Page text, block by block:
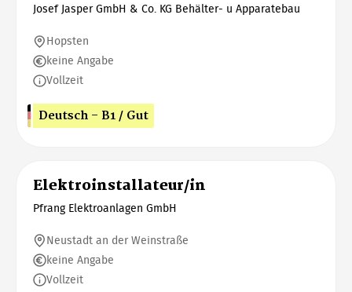
Josef Jasper GmbH & Co. KG Behälter- u Apparatebau
Hopsten
keine Angabe
Vollzeit
Deutsch - B1 / Gut
Elektroinstallateur/in
Pfrang Elektroanlagen GmbH
Neustadt an der Weinstraße
keine Angabe
Vollzeit